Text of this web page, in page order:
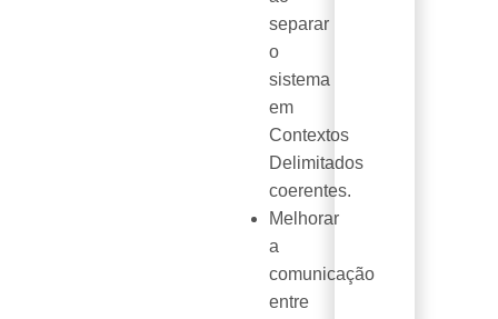
separar
o
sistema
em
Contextos
Delimitados
coerentes.
Melhorar
a
comunicação
entre